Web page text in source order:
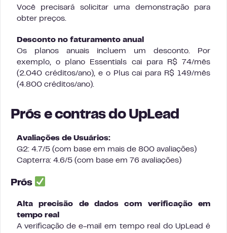
Você precisará solicitar uma demonstração para
obter preços.
Desconto no faturamento anual
Os planos anuais incluem um desconto. Por
exemplo, o plano Essentials cai para R$ 74/mês
(2.040 créditos/ano), e o Plus cai para R$ 149/mês
(4.800 créditos/ano).
Prós e contras do UpLead
Avaliações de Usuários:
G2: 4.7/5 (com base em mais de 800 avaliações)
Capterra: 4.6/5 (com base em 76 avaliações)
Prós
Alta precisão de dados com verificação em
tempo real
A verificação de e-mail em tempo real do UpLead é